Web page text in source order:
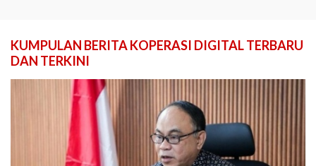
KUMPULAN BERITA KOPERASI DIGITAL TERBARU
DAN TERKINI